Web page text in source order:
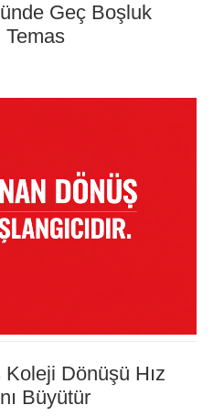
Geç Boşluk
Temas
Koleji Dönüşü Hız
Büyütür